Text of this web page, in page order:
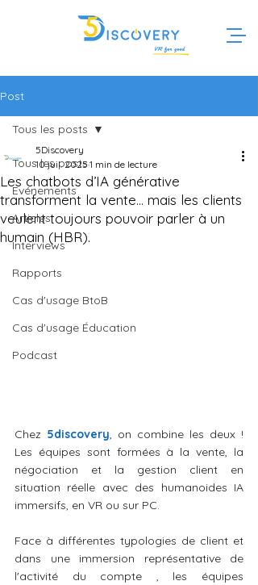
Post
Tous les posts
Evénements
Articles
Interviews
Rapports
Cas d'usage BtoB
Cas d'usage Éducation
Podcast
Tous les posts
Les chatbots d’IA générative
transforment la vente… mais les clients
veulent toujours pouvoir parler à un
humain (HBR).
5Discovery
10 juil. 2025 1 min de lecture
Chez 5discovery, on combine les deux !
Les équipes sont formées à la vente, la
négociation et la gestion client en
situation réelle avec des humanoides IA
immersifs, en VR ou sur PC.
Face à différentes typologies de client et
dans une immersion représentative de
l'activité du compte , les équipes